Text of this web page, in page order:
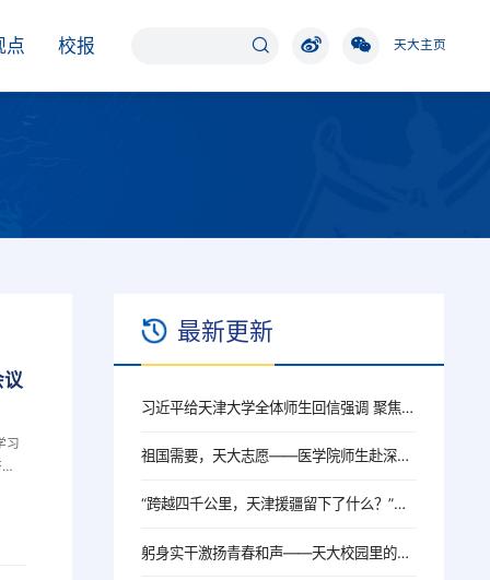
点 校报 天大主页
习
最新更新
习近平给天津大学全体师生回信强调 聚焦国家重大战略需求提高人才培养质量 更好服务经济社会发展
祖国需要，天大志愿——医学院师生赴深圳、上海、北京开展就业行活动
“跨越四千公里，天津援疆留下了什么？”天大学子在和田地区找到了答案
躬身实干激扬青春和声——天大校园里的中巴友好青年使者